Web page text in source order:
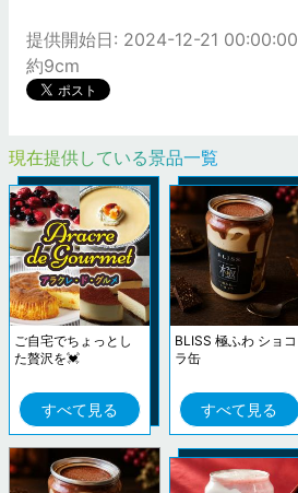
提供開始日: 2024-12-21 00:00:00
約9cm
現在提供している景品一覧
ご自宅でちょっとし
た贅沢を💓
すべて見る
BLISS 極ふわ ショコ
ラ缶
すべて見る